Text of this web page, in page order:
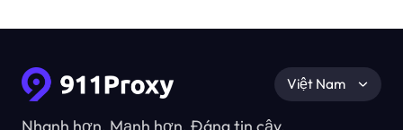
Nhanh hơn, Mạnh hơn, Đáng tin cậy.
Việt Nam